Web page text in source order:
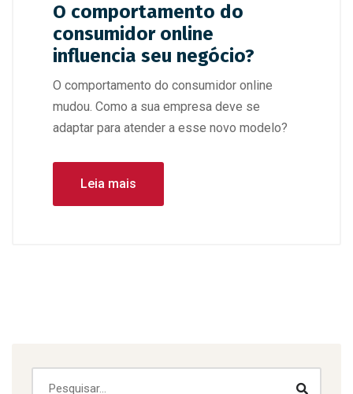
O comportamento do
consumidor online
influencia seu negócio?
O comportamento do consumidor online
mudou. Como a sua empresa deve se
adaptar para atender a esse novo modelo?
Leia mais